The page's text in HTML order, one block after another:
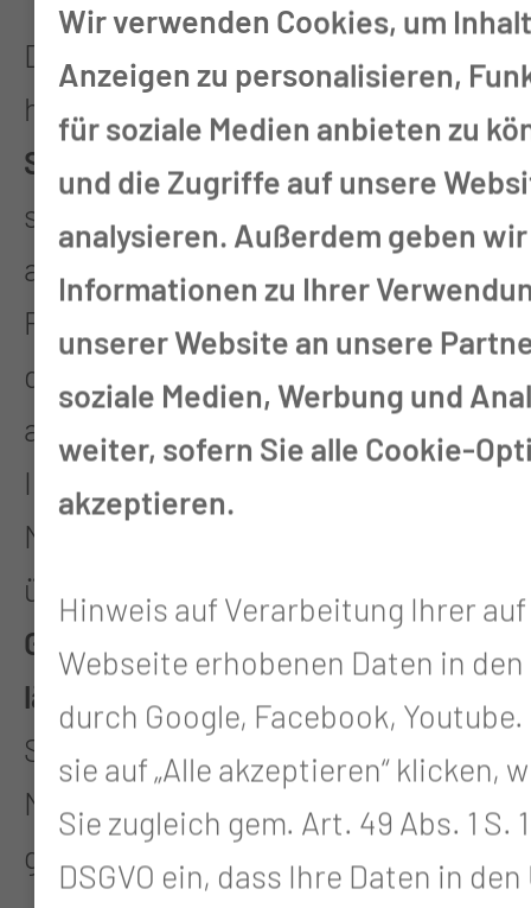
Die Lausitz befindet sich darüber
hinaus im spannenden
Strukturwandel. Gemeinsam
schrittweise in der Region
aufgebaute Netzwerke (wie der
Pflegebund Lausitz) ermöglichen
den direkten Austausch zwischen
allen Akteuren. Insbesondere
Innovationen werden so in der
Modellregion entwickelt und
übertragen. Die Neuordnung der
Gesundheitsversorgung im
ländlichen Raum ist ein
Schwerpunkt. Hier erwarten sich
Medizinexperten und Forscher aus
ganz Europa Impulse aus Cottbus.
Wir verwenden Cookies, um
Anzeigen zu personalisieren,
für soziale Medien anbieten zu
und die Zugriffe auf unsere
analysieren. Außerdem geben wir
Informationen zu Ihrer
unserer Website an unsere
soziale Medien, Werbung und
weiter, sofern Sie alle Cookie-
akzeptieren.
Hinweis auf Verarbeitung Ihrer
Webseite erhobenen Daten in den
durch Google, Facebook,
sie auf „Alle akzeptieren“ klicken,
Sie zugleich gem. Art. 49 Abs. 1 S.
DSGVO ein, dass Ihre Daten in den